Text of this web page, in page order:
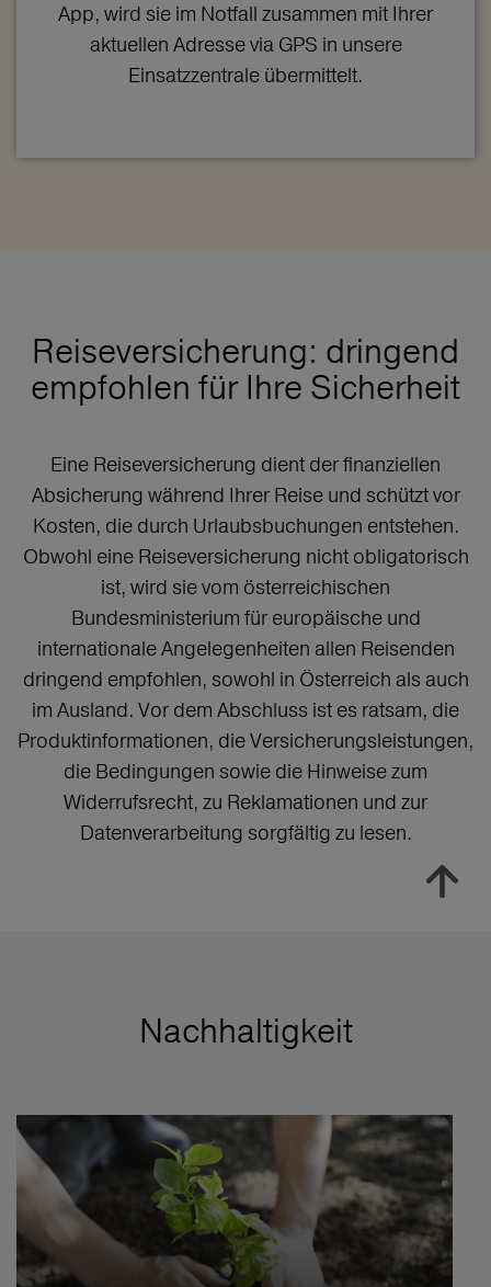
App, wird sie im Notfall zusammen mit Ihrer
aktuellen Adresse via GPS in unsere
Einsatzzentrale übermittelt.
Reiseversicherung: dringend
empfohlen für Ihre Sicherheit
Eine Reiseversicherung dient der finanziellen
Absicherung während Ihrer Reise und schützt vor
Kosten, die durch Urlaubsbuchungen entstehen.
Obwohl eine Reiseversicherung nicht obligatorisch
ist, wird sie vom österreichischen
Bundesministerium für europäische und
internationale Angelegenheiten allen Reisenden
dringend empfohlen, sowohl in Österreich als auch
im Ausland. Vor dem Abschluss ist es ratsam, die
Produktinformationen, die Versicherungsleistungen,
die Bedingungen sowie die Hinweise zum
Widerrufsrecht, zu Reklamationen und zur
Datenverarbeitung sorgfältig zu lesen.
Nachhaltigkeit